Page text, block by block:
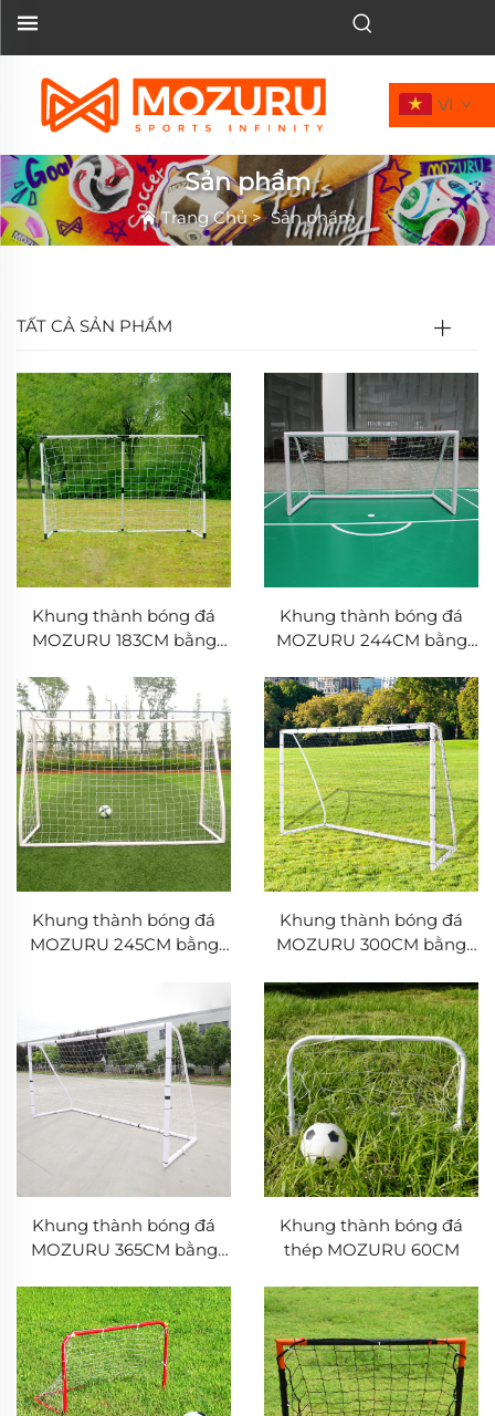
VI
Sản phẩm
Trang Chủ>Sản phẩm
TẤT CẢ SẢN PHẨM
Khung thành bóng đá
MOZURU 183CM bằng
Khung thành bóng đá
MOZURU 244CM bằng
Khung thành bóng đá
MOZURU 245CM bằng
Khung thành bóng đá
MOZURU 300CM bằng
Khung thành bóng đá
MOZURU 365CM bằng
Khung thành bóng đá
thép MOZURU 60CM